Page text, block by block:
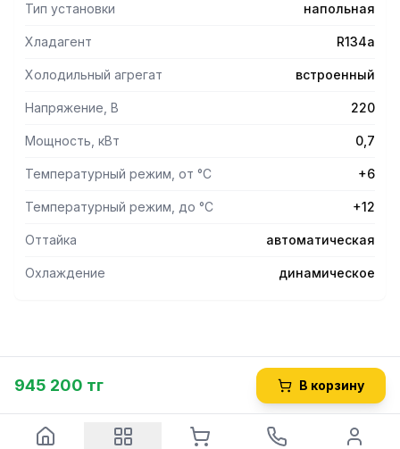
Тип установки напольная
Хладагент R134a
Холодильный агрегат встроенный
Напряжение, В 220
Мощность, кВт 0,7
Температурный режим, от °С +6
Температурный режим, до °С +12
Оттайка автоматическая
Охлаждение динамическое
945 200 тг В корзину